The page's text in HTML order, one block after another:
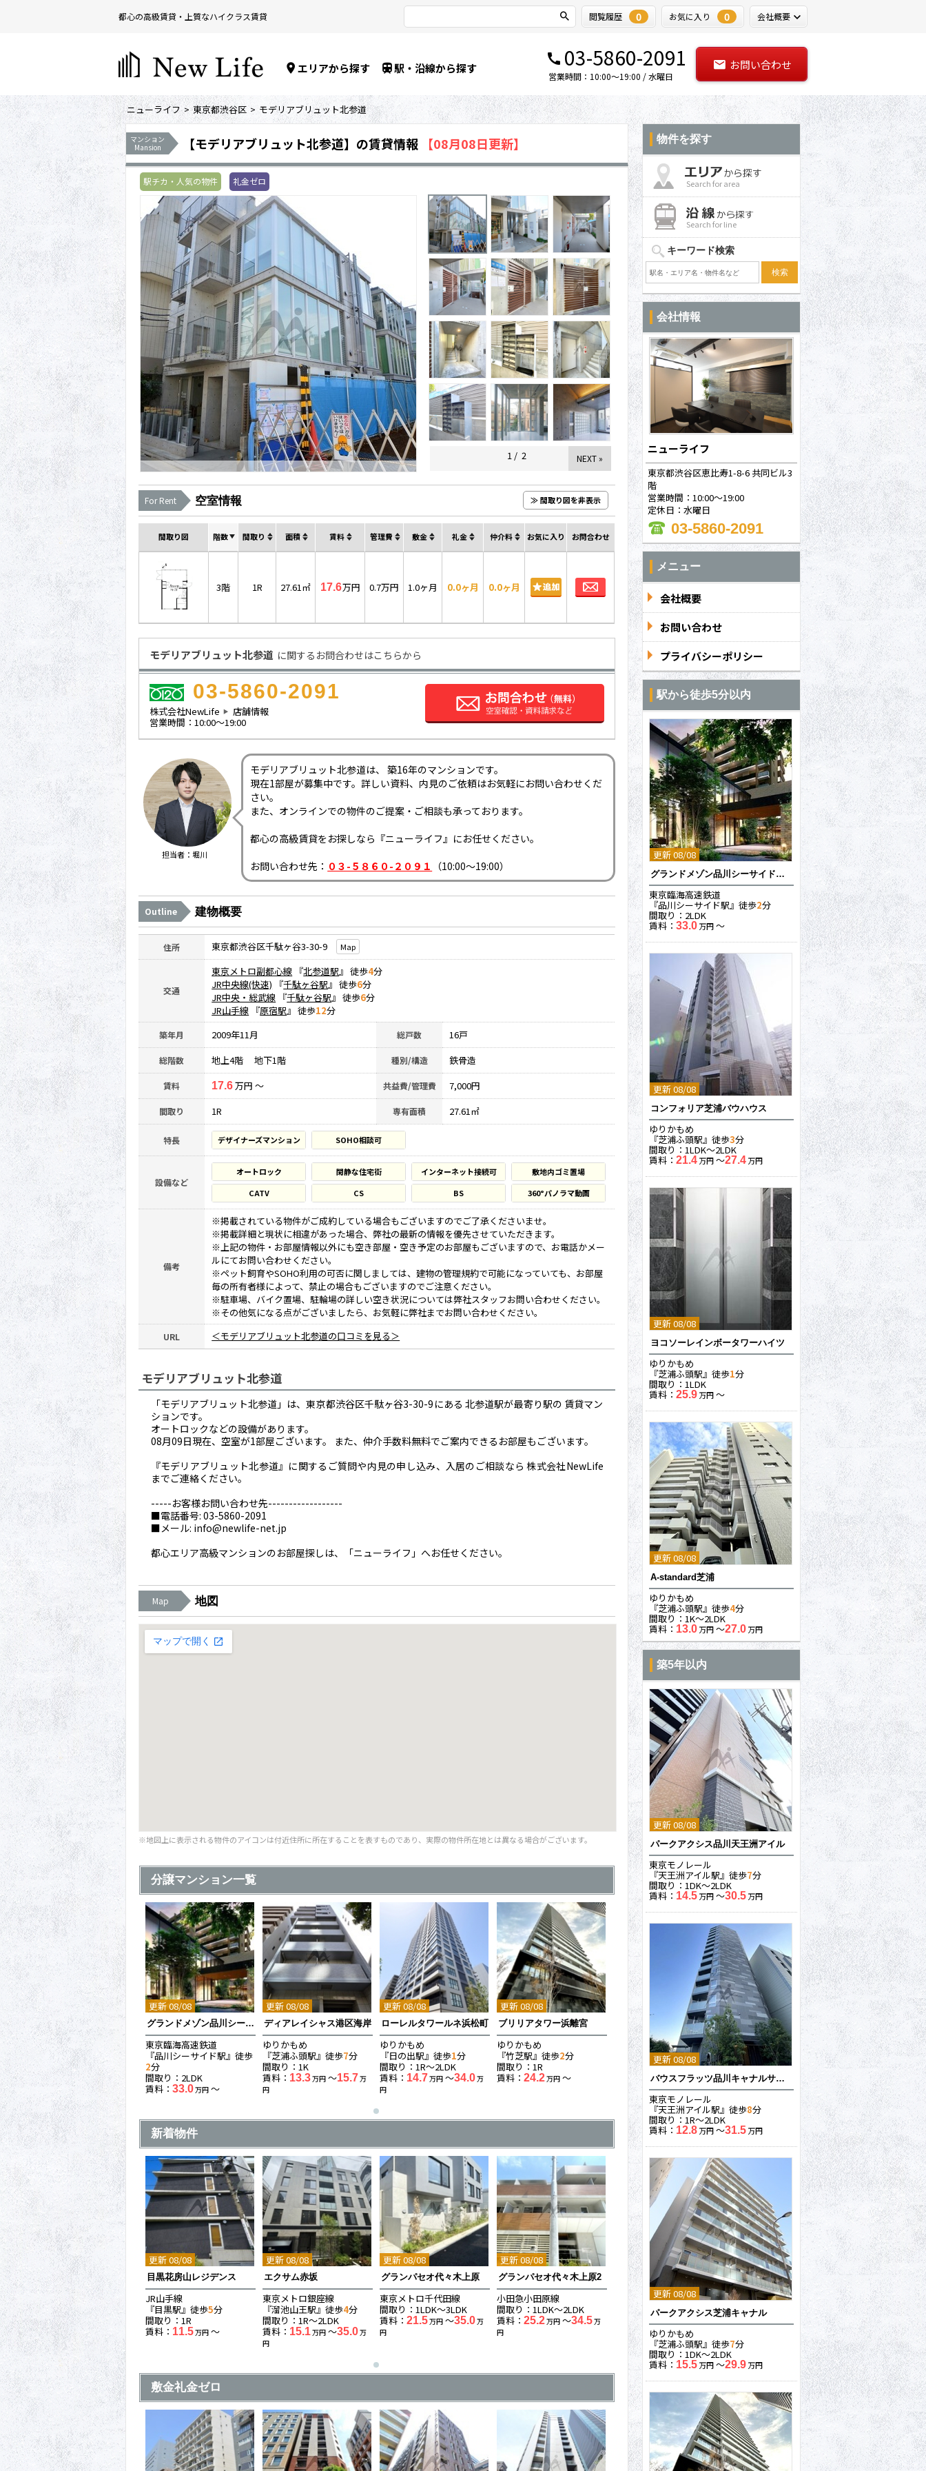
都心の高級賃貸・上質なハイクラス賃貸 閲覧履歴 0 お気に入り 0 会社概要
エリアから探す 駅・沿線から探す 03-5860-2091
営業時間：10:00～19:00 / 水曜日
お問い合わせ
ニューライフ 東京都渋谷区 モデリアブリュット北参道
マンション
Mansion
【モデリアブリュット北参道】の賃貸情報 【08月08日更新】
駅チカ・人気の物件 礼金ゼロ
1 /2 NEXT »
For Rent 空室情報 ≫ 間取り図を非表示
間取り図 階数 間取り 面積 賃料 管理費 敷金 礼金 仲介料 お気に入り お問合わせ
3階 1R 27.61㎡ 17.6万円 0.7万円 1.0ヶ月 0.0ヶ月 0.0ヶ月 お問合わせ
モデリアブリュット北参道 に関するお問合わせはこちらから
03-5860-2091
株式会社NewLife
店舗情報
営業時間：10:00～19:00
担当者：堀川
モデリアブリュット北参道は、 築16年のマンションです。
現在1部屋が募集中です。詳しい資料、内見のご依頼はお気軽にお問い合わせくだ
さい。
また、オンラインでの物件のご提案・ご相談も承っております。
都心の高級賃貸をお探しなら『ニューライフ』にお任せください。
お問い合わせ先： ０３-５８６０-２０９１ （10:00～19:00）
Outline 建物概要
住所 東京都渋谷区千駄ヶ谷3-30-9 Map
交通
東京メトロ副都心線 『北参道駅』 徒歩4分
JR中央線(快速) 『千駄ヶ谷駅』 徒歩6分
JR中央・総武線 『千駄ヶ谷駅』 徒歩6分
JR山手線 『原宿駅』 徒歩12分
築年月 2009年11月 総戸数 16戸
総階数 地上4階 地下1階 種別/構造 鉄骨造
賃料 17.6万円 ～ 共益費/管理費 7,000円
間取り 1R 専有面積 27.61㎡
特長 デザイナーズマンション SOHO相談可
設備など
オートロック 閑静な住宅街 インターネット接続可
敷地内ゴミ置場
CATV
CS BS 360°パノラマ動画
備考
※掲載されている物件がご成約している場合もございますのでご了承くださいませ。
※掲載詳細と現状に相違があった場合、弊社の最新の情報を優先させていただきます。
※上記の物件・お部屋情報以外にも空き部屋・空き予定のお部屋もございますので、お電話かメー
ルにてお問い合わせください。
※ペット飼育やSOHO利用の可否に関しましては、建物の管理規約で可能になっていても、お部屋
毎の所有者様によって、禁止の場合もございますのでご注意ください。
※駐車場、バイク置場、駐輪場の詳しい空き状況については弊社スタッフお問い合わせください。
※その他気になる点がございましたら、お気軽に弊社までお問い合わせください。
URL ＜モデリアブリュット北参道の口コミを見る＞
モデリアブリュット北参道
「モデリアブリュット北参道」は、東京都渋谷区千駄ヶ谷3-30-9にある 北参道駅が最寄り駅の 賃貸マン
ションです。
オートロックなどの設備があります。
08月09日現在、空室が1部屋ございます。 また、仲介手数料無料でご案内できるお部屋もございます。
『モデリアブリュット北参道』に関するご質問や内見の申し込み、入居のご相談なら 株式会社NewLife
までご連絡ください。
-----お客様お問い合わせ先------------------
■電話番号: 03-5860-2091
■メール: info@newlife-net.jp
都心エリア高級マンションのお部屋探しは、「ニューライフ」へお任せください。
Map 地図
※地図上に表示される物件のアイコンは付近住所に所在することを表すものであり、実際の物件所在地とは異なる場合がございます。
分譲マンション一覧
更新 08/08
グランドメゾン品川シーサイドの杜
東京臨海高速鉄道
『品川シーサイド駅』徒歩
2分
間取り：2LDK
賃料：33.0万円 〜
更新 08/08
ディアレイシャス港区海岸
ゆりかもめ
『芝浦ふ頭駅』徒歩7分
間取り：1K
賃料： 13.3万円 〜15.7万
円
更新 08/08
ローレルタワールネ浜松町
ゆりかもめ
『日の出駅』徒歩1分
間取り：1R〜2LDK
賃料： 14.7万円 〜34.0万
円
更新 08/08
ブリリアタワー浜離宮
ゆりかもめ
『竹芝駅』徒歩2分
間取り：1R
賃料：24.2万円 〜
新着物件
更新 08/08
目黒花房山レジデンス
JR山手線
『目黒駅』徒歩5分
間取り：1R
賃料： 11.5万円 〜
更新 08/08
エクサム赤坂
東京メトロ銀座線
『溜池山王駅』徒歩4分
間取り：1R〜2LDK
賃料： 15.1万円 〜35.0万
円
更新 08/08
グランパセオ代々木上原
東京メトロ千代田線
間取り：1LDK〜3LDK
賃料：21.5万円 〜35.0万
円
更新 08/08
グランパセオ代々木上原2
小田急小田原線
間取り：1LDK〜2LDK
賃料：25.2万円 〜34.5万
円
敷金礼金ゼロ
物件を探す
Search for area
Search for line
キーワード検索
会社情報
ニューライフ
東京都渋谷区恵比寿1-8-6 共同ビル3
階
営業時間：10:00～19:00
定休日：水曜日
03-5860-2091
メニュー
会社概要
お問い合わせ
プライバシーポリシー
駅から徒歩5分以内
更新 08/08
グランドメゾン品川シーサイドの杜
東京臨海高速鉄道
『品川シーサイド駅』徒歩2分
間取り：2LDK
賃料： 33.0万円〜
更新 08/08
コンフォリア芝浦バウハウス
ゆりかもめ
『芝浦ふ頭駅』徒歩3分
間取り：1LDK〜2LDK
賃料： 21.4万円〜27.4万円
更新 08/08
ヨコソーレインボータワーハイツ
ゆりかもめ
『芝浦ふ頭駅』徒歩1分
間取り：1LDK
賃料： 25.9万円〜
更新 08/08
A-standard芝浦
ゆりかもめ
『芝浦ふ頭駅』徒歩4分
間取り：1K〜2LDK
賃料： 13.0万円〜27.0万円
築5年以内
更新 08/08
パークアクシス品川天王洲アイル
東京モノレール
『天王洲アイル駅』徒歩7分
間取り：1DK〜2LDK
賃料： 14.5万円〜30.5万円
更新 08/08
バウスフラッツ品川キャナルサイド
東京モノレール
『天王洲アイル駅』徒歩8分
間取り：1R〜2LDK
賃料： 12.8万円〜31.5万円
更新 08/08
パークアクシス芝浦キャナル
ゆりかもめ
『芝浦ふ頭駅』徒歩7分
間取り：1DK〜2LDK
賃料： 15.5万円〜29.9万円